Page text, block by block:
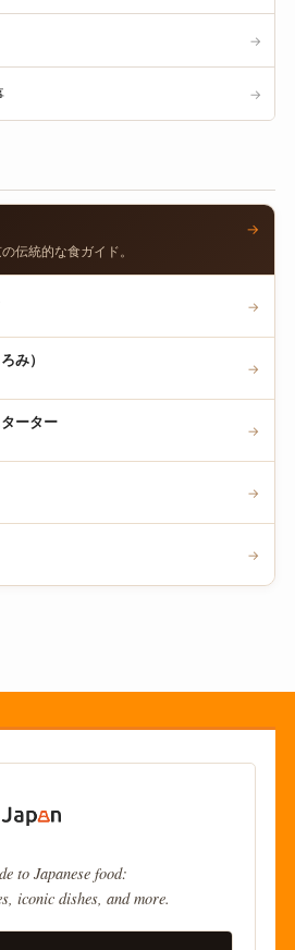
→
→
伝統的な食ガイド。
→
→
み） →
ーター →
→
→
to Japanese food:
iconic dishes, and more.